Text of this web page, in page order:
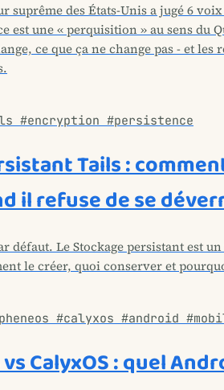
suprême des États-Unis a jugé 6
est une « perquisition » au sens du
ce que ça ne change pas - et
#encryption #persistence
Tails :
il refuse de se
défaut. Le Stockage persistant est
le créer, quoi conserver et
#calyxos #android
CalyxOS : quel